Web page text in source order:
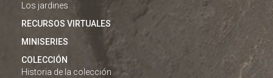
Los jardines
RECURSOS VIRTUALES
MINISERIES
COLECCIÓN
Historia de la colección